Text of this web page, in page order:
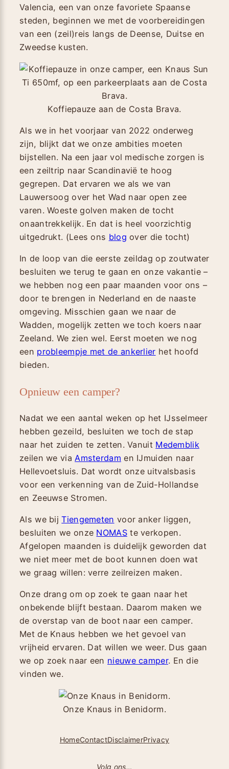
Valencia, een van onze favoriete Spaanse
steden, beginnen we met de voorbereidingen
van een (zeil)reis langs de Deense, Duitse en
Zweedse kusten.
Koffiepauze aan de Costa Brava.
Als we in het voorjaar van 2022 onderweg
zijn, blijkt dat we onze ambities moeten
bijstellen. Na een jaar vol medische zorgen is
een zeiltrip naar Scandinavië te hoog
gegrepen. Dat ervaren we als we van
Lauwersoog over het Wad naar open zee
varen. Woeste golven maken de tocht
onaantrekkelijk. En dat is heel voorzichtig
uitgedrukt. (Lees ons blog over die tocht)
In de loop van die eerste zeildag op zoutwater
besluiten we terug te gaan en onze vakantie –
we hebben nog een paar maanden voor ons –
door te brengen in Nederland en de naaste
omgeving. Misschien gaan we naar de
Wadden, mogelijk zetten we toch koers naar
Zeeland. We zien wel. Eerst moeten we nog
een probleempje met de ankerlier het hoofd
bieden.
Opnieuw een camper?
Nadat we een aantal weken op het IJsselmeer
hebben gezeild, besluiten we toch de stap
naar het zuiden te zetten. Vanuit Medemblik
zeilen we via Amsterdam en IJmuiden naar
Hellevoetsluis. Dat wordt onze uitvalsbasis
voor een verkenning van de Zuid-Hollandse
en Zeeuwse Stromen.
Als we bijTiengemeten voor anker liggen,
besluiten we onze NOMASte verkopen.
Afgelopen maanden is duidelijk geworden dat
we niet meer met de boot kunnen doen wat
we graag willen: verre zeilreizen maken.
Onze drang om op zoek te gaan naar het
onbekende blijft bestaan. Daarom maken we
de overstap van de boot naar een camper.
Met de Knaus hebben we het gevoel van
vrijheid ervaren. Dat willen we weer. Dus gaan
we op zoek naar een nieuwe camper. En die
vinden we.
Onze Knaus in Benidorm.
HomeContactDisclaimerPrivacy
Volg ons…